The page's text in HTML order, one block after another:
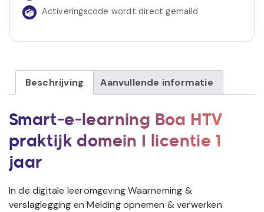
Activeringscode wordt direct gemaild
Beschrijving Aanvullende informatie
Smart-e-learning Boa HTV
praktijk domein I licentie 1
jaar
In de digitale leeromgeving Waarneming &
verslaglegging en Melding opnemen & verwerken